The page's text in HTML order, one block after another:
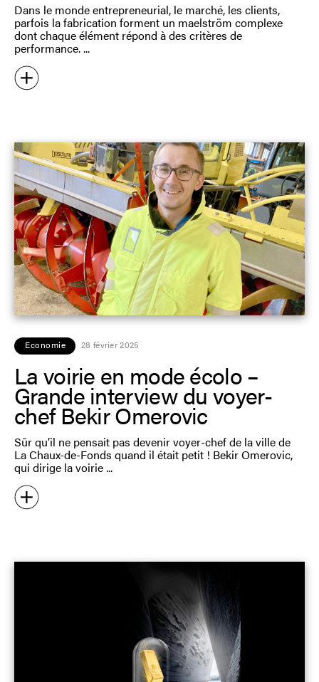
Dans le monde entrepreneurial, le marché, les clients,
parfois la fabrica­tion forment un maelström complexe
dont chaque élément répond à des critères de
performance.
Economie 28 février 2025
La voirie en mode écolo –
Grande interview du voyer-
chef Bekir Omerovic
Sûr qu’il ne pensait pas devenir voyer-chef de la ville de
La Chaux-de-Fonds quand il était petit ! Bekir Omerovic,
qui dirige la voirie